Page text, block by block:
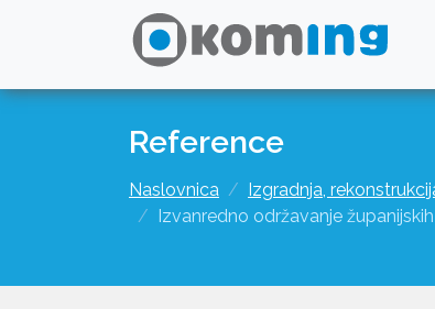
Reference
Naslovnica
Izgradnja,
Izvanredno održavanje